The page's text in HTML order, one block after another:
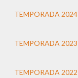
TEMPORADA 2024
TEMPORADA 2023
TEMPORADA 2022